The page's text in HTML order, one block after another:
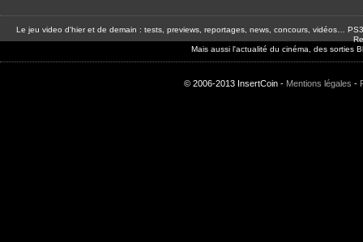
Le jeu video d'hier et de demain : tests, previews, reportages, news, concours, vidéos…
Mais aussi l'actualité du cinéma, des sorties
© 2006-2013 InsertCoin - Mentions légales -